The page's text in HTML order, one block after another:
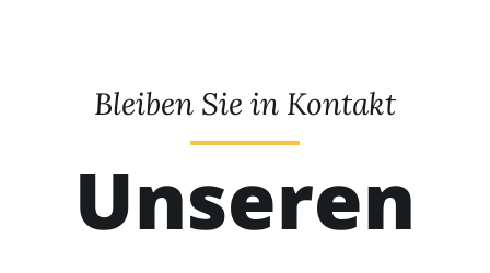
Bleiben Sie in Kontakt
Unseren